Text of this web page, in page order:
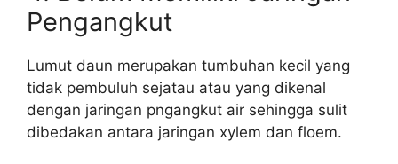
Pengangkut
Lumut daun merupakan tumbuhan kecil yang
tidak pembuluh sejatau atau yang dikenal
dengan jaringan pngangkut air sehingga sulit
dibedakan antara jaringan xylem dan floem.